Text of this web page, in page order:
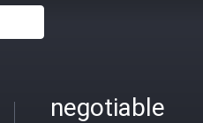
negotiable